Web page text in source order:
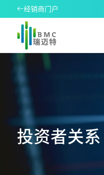
经销商门户
投资者关系